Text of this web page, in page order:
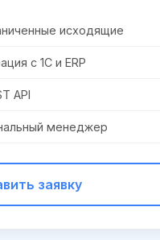
исходящие
с 1С и ERP
API
менеджер
заявку